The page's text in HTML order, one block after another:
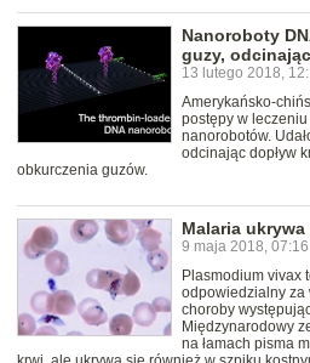
Nanoroboty
guzy,
13 lutego 2018,
Amerykańsko-
postępy w
nanorobotów.
odcinając dopływ
obkurczenia guzów.
Malaria
9 maja 2018, 07:16
Plasmodium vivax
odpowiedzialny za
choroby
Międzynarodowy
na łamach pisma